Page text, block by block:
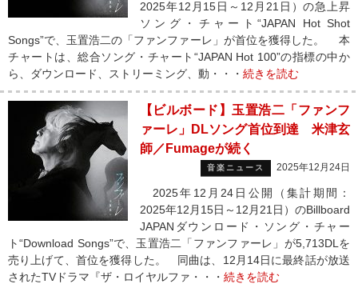
2025年12月15日～12月21日）の急上昇
ソング・チャート“JAPAN Hot Shot
Songs”で、玉置浩二の「ファンファーレ」が首位を獲得した。 本
チャートは、総合ソング・チャート“JAPAN Hot 100”の指標の中か
ら、ダウンロード、ストリーミング、動・・・ 続きを読む
【ビルボード】玉置浩二「ファンフ
ァーレ」DLソング首位到達 米津玄
師／Fumageが続く
音楽ニュース 2025年12月24日
2025年12月24日公開（集計期間：
2025年12月15日～12月21日）のBillboard
JAPANダウンロード・ソング・チャー
ト“Download Songs”で、玉置浩二「ファンファーレ」が5,713DLを
売り上げて、首位を獲得した。 同曲は、12月14日に最終話が放送
されたTVドラマ『ザ・ロイヤルファ・・・ 続きを読む